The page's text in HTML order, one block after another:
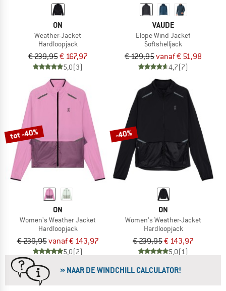
ON
Weather-Jacket
Hardloopjack
€ 239,95€ 167,97
5,0(3)
VAUDE
Elope Wind Jacket
Softshelljack
€ 129,95vanaf € 51,98
4,7(7)
tot -40%
ON
Women's Weather Jacket
Hardloopjack
€ 239,95vanaf € 143,97
5,0(2)
-40%
ON
Women's Weather-Jacket
Hardloopjack
€ 239,95€ 143,97
5,0(1)
» NAAR DE WINDCHILL CALCULATOR!